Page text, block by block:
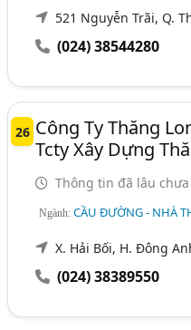
521 Nguyễn Trãi, Q.
(024) 38544280
26 Công Ty Thăng
Tcty Xây Dựng
Thông tin đã lâu
Ngành:CẦU ĐƯỜNG - NHÀ
X. Hải Bối, H. Đông
(024) 38389550